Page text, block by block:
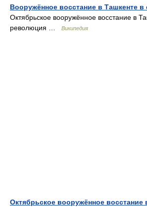
Вооружённое восстание в Ташкенте в
Октябрьское вооружённое восстание в
революция …
Википедия
Октябрьское вооружённое восстание